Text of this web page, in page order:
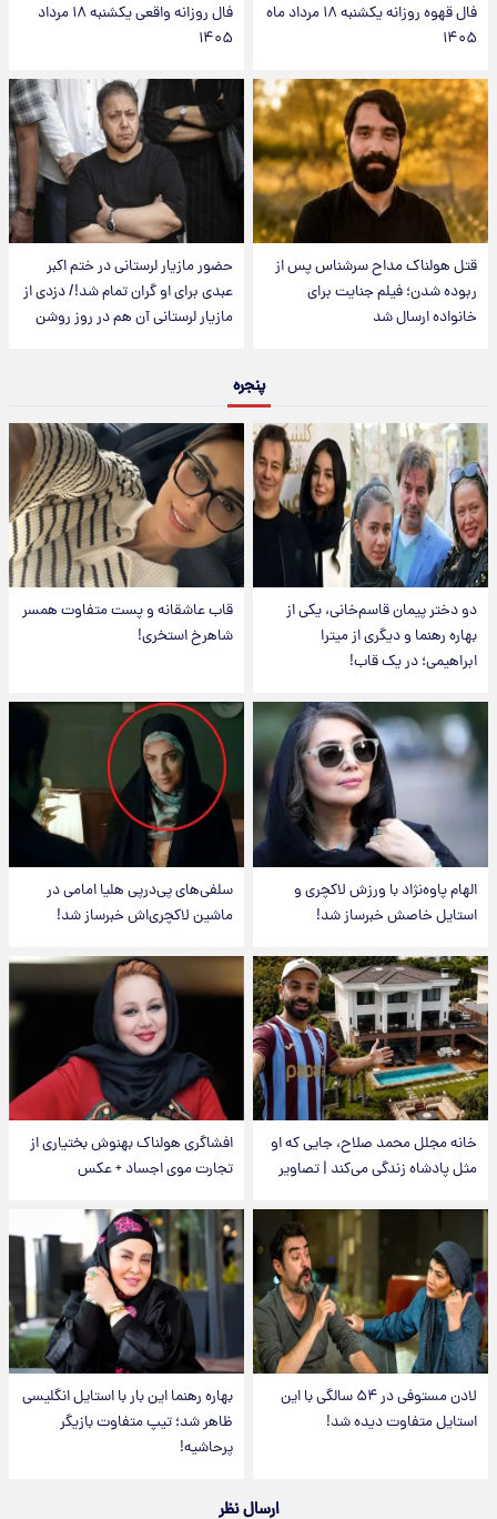
فال قهوه روزانه یکشنبه ۱۸ مرداد ماه
۱۴۰۵
فال روزانه واقعی یکشنبه ۱۸ مرداد
۱۴۰۵
قتل هولناک مداح سرشناس پس از
ربوده شدن؛ فیلم جنایت برای
خانواده ارسال شد
حضور مازیار لرستانی در ختم اکبر
عبدی برای او گران تمام شد!/ دزدی از
مازیار لرستانی آن هم در روز روشن
پنجره
دو دختر پیمان قاسم‌خانی، یکی از
بهاره رهنما و دیگری از میترا
ابراهیمی؛ در یک قاب!
قاب عاشقانه و پست متفاوت همسر
شاهرخ استخری!
الهام پاوه‌نژاد با ورزش لاکچری و
استایل خاصش خبرساز شد!
سلفی‌های پی‌درپی هلیا امامی در
ماشین لاکچری‌اش خبرساز شد!
خانه مجلل محمد صلاح، جایی که او
مثل پادشاه زندگی می‌کند | تصاویر
افشاگری هولناک بهنوش بختیاری از
تجارت موی اجساد + عکس
لادن مستوفی در ۵۴ سالگی با این
استایل متفاوت دیده شد!
بهاره رهنما این بار با استایل انگلیسی
ظاهر شد؛ تیپ متفاوت بازیگر
پرحاشیه!
ارسال نظر